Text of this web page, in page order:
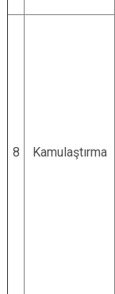
8 Kamulaştırma